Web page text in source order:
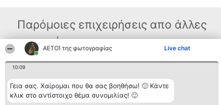
ΑΕΤΟΊ της φωτογραφίας Live chat
10:09
Γεια σας. Χαίρομαι που θα σας βοηθήσω! 🙂 Κάντε
κλικ στο αντίστοιχο θέμα συνομιλίας! 🙂
Παρόμοιες επιχειρήσεις απο άλλες
περιοχές
κατάταξης
BEAUTIFUL COMPANY
Μονοπρόσωπη ΙΚΕ
ΤΗΛ. ΕΠΙΚΟΙΝΩΝΙΑΣ:
Λίστα όλων
των
διακριθέντων
Επικοινωνία